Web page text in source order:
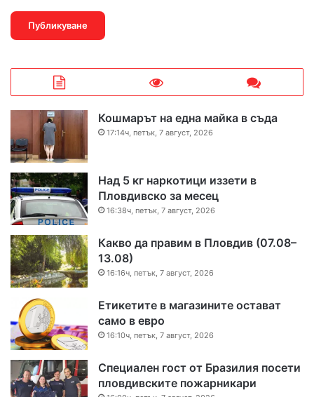
Кошмарът на една майка в съда
17:14ч, петък, 7 август, 2026
Над 5 кг наркотици иззети в
Пловдивско за месец
16:38ч, петък, 7 август, 2026
Какво да правим в Пловдив (07.08–
13.08)
16:16ч, петък, 7 август, 2026
Етикетите в магазините остават
само в евро
16:10ч, петък, 7 август, 2026
Специален гост от Бразилия посети
пловдивските пожарникари